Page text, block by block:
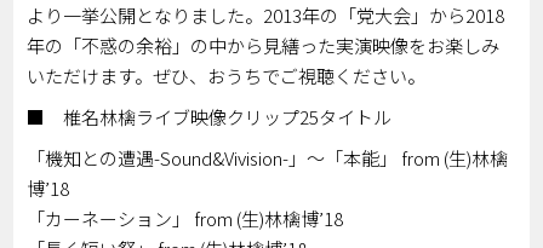
より一挙公開となりました。2013年の「党大会」から2018
年の「不惑の余裕」の中から見繕った実演映像をお楽しみ
いただけます。ぜひ、おうちでご視聴ください。
■ 椎名林檎ライブ映像クリップ25タイトル
「機知との遭遇-Sound&Vivision-」～「本能」 from (生)林檎
博’18
「カーネーション」 from (生)林檎博’18